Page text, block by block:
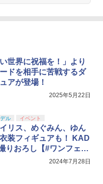
世界に祝福を！」より
ドを相手に苦戦するダ
アが登場！
2025年5月22日
ル イベント
リス、めぐみん、ゆん
装フィギュアも！ KAD
りおろし【#ワンフェ
2024年7月28日